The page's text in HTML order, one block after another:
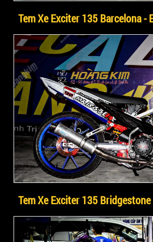
Tem Xe Exciter 135 Barcelona -
Tem Xe Exciter 135